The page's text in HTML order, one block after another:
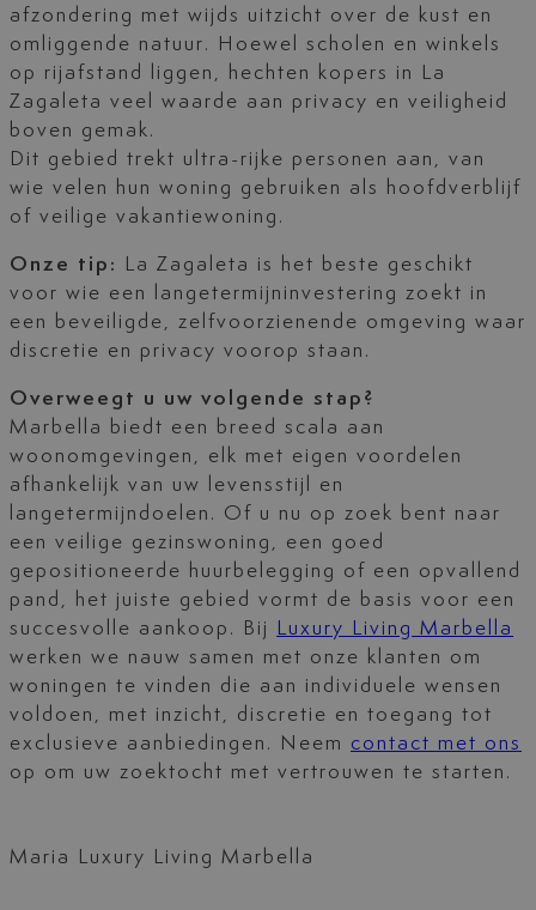
afzondering met wijds uitzicht over de kust en
omliggende natuur. Hoewel scholen en winkels
op rijafstand liggen, hechten kopers in La
Zagaleta veel waarde aan privacy en veiligheid
boven gemak.
Dit gebied trekt ultra-rijke personen aan, van
wie velen hun woning gebruiken als hoofdverblijf
of veilige vakantiewoning.
Onze tip:
La Zagaleta is het beste geschikt
voor wie een langetermijninvestering zoekt in
een beveiligde, zelfvoorzienende omgeving waar
discretie en privacy voorop staan.
Overweegt u uw volgende stap?
Marbella biedt een breed scala aan
woonomgevingen, elk met eigen voordelen
afhankelijk van uw levensstijl en
langetermijndoelen. Of u nu op zoek bent naar
een veilige gezinswoning, een goed
gepositioneerde huurbelegging of een opvallend
pand, het juiste gebied vormt de basis voor een
succesvolle aankoop. Bij
Luxury Living Marbella
werken we nauw samen met onze klanten om
woningen te vinden die aan individuele wensen
voldoen, met inzicht, discretie en toegang tot
exclusieve aanbiedingen. Neem contact met ons
op om uw zoektocht met vertrouwen te starten.
Maria Luxury Living Marbella